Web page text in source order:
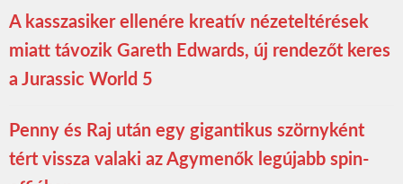
A kasszasiker ellenére kreatív nézeteltérések
miatt távozik Gareth Edwards, új rendezőt keres
a Jurassic World 5
Penny és Raj után egy gigantikus szörnyként
tért vissza valaki az Agymenők legújabb spin-